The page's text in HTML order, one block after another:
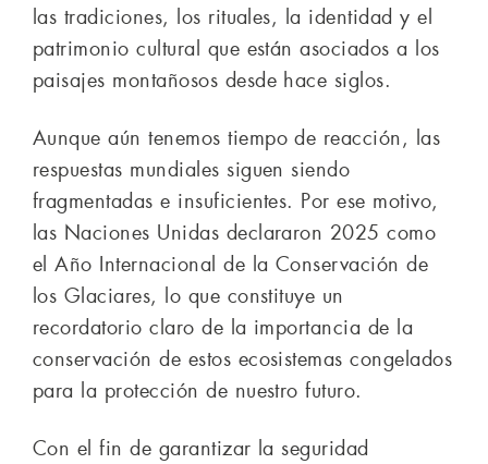
las tradiciones, los rituales, la identidad y el
patrimonio cultural que están asociados a los
paisajes montañosos desde hace siglos.
Aunque aún tenemos tiempo de reacción, las
respuestas mundiales siguen siendo
fragmentadas e insuficientes. Por ese motivo,
las Naciones Unidas declararon 2025 como
el Año Internacional de la Conservación de
los Glaciares, lo que constituye un
recordatorio claro de la importancia de la
conservación de estos ecosistemas congelados
para la protección de nuestro futuro.
Con el fin de garantizar la seguridad